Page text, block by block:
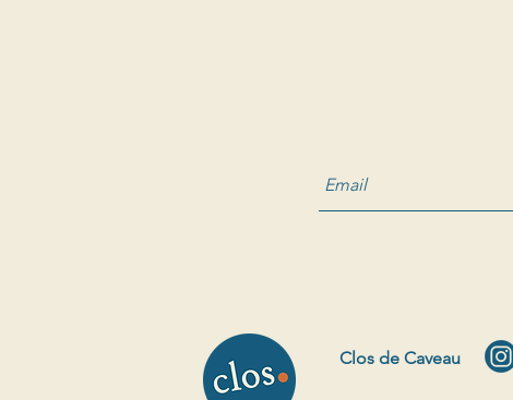
Clos de Caveau